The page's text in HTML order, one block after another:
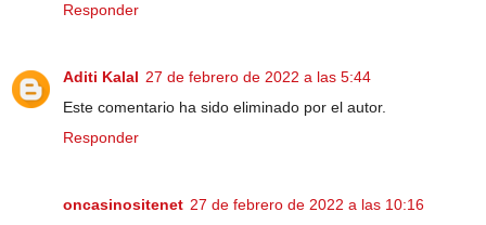
Responder
Aditi Kalal 27 de febrero de 2022 a las 5:44
Este comentario ha sido eliminado por el autor.
Responder
oncasinositenet 27 de febrero de 2022 a las 10:16